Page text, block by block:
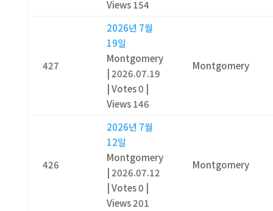
Views 154
427
2026년 7월
19일
Montgomery
2026.07.19
Votes 0
Views 146
Montgomery
426
2026년 7월
12일
Montgomery
2026.07.12
Votes 0
Views 201
Montgomery